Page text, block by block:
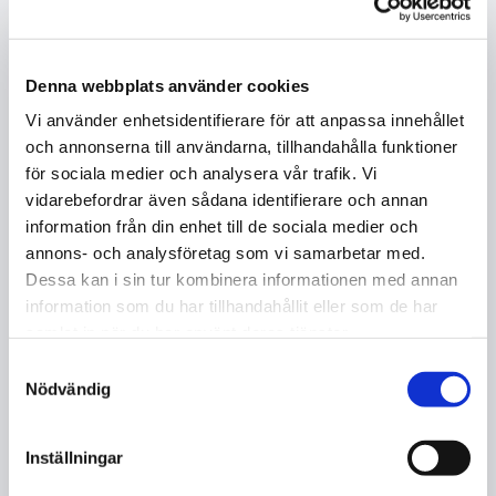
Denna webbplats använder cookies
Vi använder enhetsidentifierare för att anpassa innehållet
och annonserna till användarna, tillhandahålla funktioner
för sociala medier och analysera vår trafik. Vi
vidarebefordrar även sådana identifierare och annan
information från din enhet till de sociala medier och
annons- och analysföretag som vi samarbetar med.
Dessa kan i sin tur kombinera informationen med annan
information som du har tillhandahållit eller som de har
Nödvändig
Inställningar
Djupgående rengöring av mattor och klädslar
modeller
Användningsområden:
Kontor, hotell, biografer, bostäder
Passar mattor, soffor, stolar och andra textilytor
Fördelar:
Tar bort smuts, fläckar och allergener
Förlänger mattornas livslängd
Skapar en fräschare inomhusmiljö
Använder högtemperaturånga för att rengöra och
desinficera